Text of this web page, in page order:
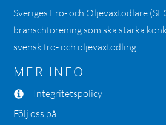
Sveriges Frö- och Oljeväxtodlare
branschförening som ska stärka
svensk frö- och oljeväxtodling.
MER INFO
Integritetspolicy
Följ oss på: